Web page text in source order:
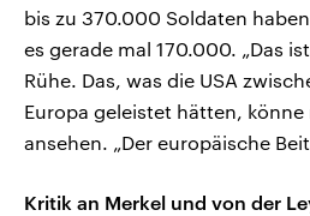
bis zu 370.000 Soldaten
es gerade mal 170.000. „Das
Rühe. Das, was die USA
Europa geleistet hätten,
ansehen. „Der europäische
Kritik an Merkel und von der